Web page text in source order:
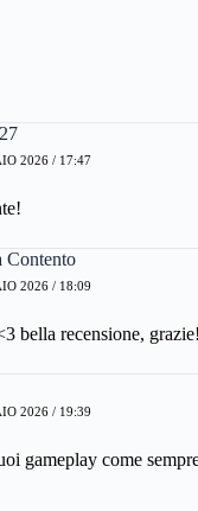
2026 / 17:47
Contento
2026 / 18:09
bella recensione, grazie!
2026 / 19:39
gameplay come